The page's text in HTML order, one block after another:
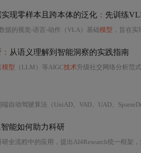
现零样本且跨本体的泛化 ： 先训练VLM、后训练
据的视觉-语言-动作（VLA）基础模型 ，旨在实现零
： 从语义理解到智能洞察的实践指南
模型 （LLM）等AIGC技术升级社交网络分析范式，实现从统计到语义的
智能如何助力科研